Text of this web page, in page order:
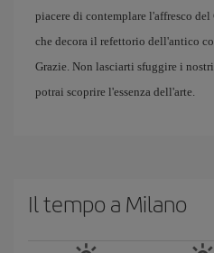
piacere di contemplare l'affresco
che decora il refettorio dell'antico
Grazie. Non lasciarti sfuggire i nostri
potrai scoprire l'essenza dell'arte.
Il tempo a Milano